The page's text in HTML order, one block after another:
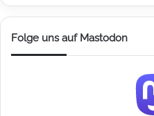
Folge uns auf Mastodon